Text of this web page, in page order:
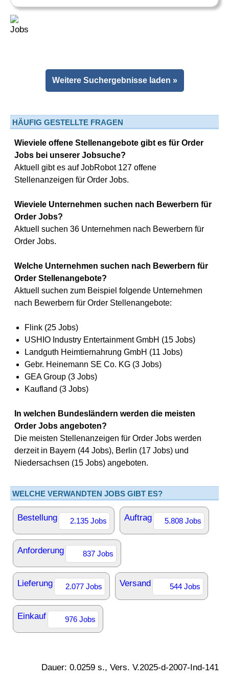
Weitere Suchergebnisse laden »
HÄUFIG GESTELLTE FRAGEN
Wieviele offene Stellenangebote gibt es für Order
Jobs bei unserer Jobsuche?
Aktuell gibt es auf JobRobot 127 offene
Stellenanzeigen für Order Jobs.
Wieviele Unternehmen suchen nach Bewerbern für
Order Jobs?
Aktuell suchen 36 Unternehmen nach Bewerbern für
Order Jobs.
Welche Unternehmen suchen nach Bewerbern für
Order Stellenangebote?
Aktuell suchen zum Beispiel folgende Unternehmen
nach Bewerbern für Order Stellenangebote:
Flink (25 Jobs)
USHIO Industry Entertainment GmbH (15 Jobs)
Landguth Heimtiernahrung GmbH (11 Jobs)
Gebr. Heinemann SE Co. KG (3 Jobs)
GEA Group (3 Jobs)
Kaufland (3 Jobs)
In welchen Bundesländern werden die meisten
Order Jobs angeboten?
Die meisten Stellenanzeigen für Order Jobs werden
derzeit in Bayern (44 Jobs), Berlin (17 Jobs) und
Niedersachsen (15 Jobs) angeboten.
WELCHE VERWANDTEN JOBS GIBT ES?
Bestellung 2.135 Jobs Auftrag 5.808 Jobs
Anforderung 837 Jobs
Lieferung 2.077 Jobs Versand 544 Jobs
Einkauf 976 Jobs
Dauer: 0.0259 s., Vers. V.2025-d-2007-Ind-141